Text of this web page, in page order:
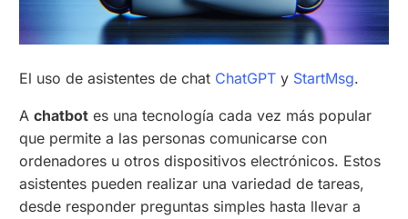
El uso de asistentes de chat ChatGPT y StartMsg.
Achatbot es una tecnología cada vez más popular
que permite a las personas comunicarse con
ordenadores u otros dispositivos electrónicos. Estos
asistentes pueden realizar una variedad de tareas,
desde responder preguntas simples hasta llevar a